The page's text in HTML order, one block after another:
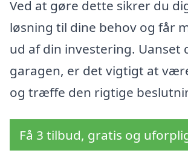
Ved at gøre dette sikrer du
løsning til dine behov og får
ud af din investering. Uanset
garagen, er det vigtigt at
og træffe den rigtige
Få 3 tilbud, gratis og